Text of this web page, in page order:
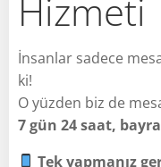
Hizmeti
İnsanlar sadece
ki!
O yüzden biz de
7 gün 24 saat,
Tek yapmanız